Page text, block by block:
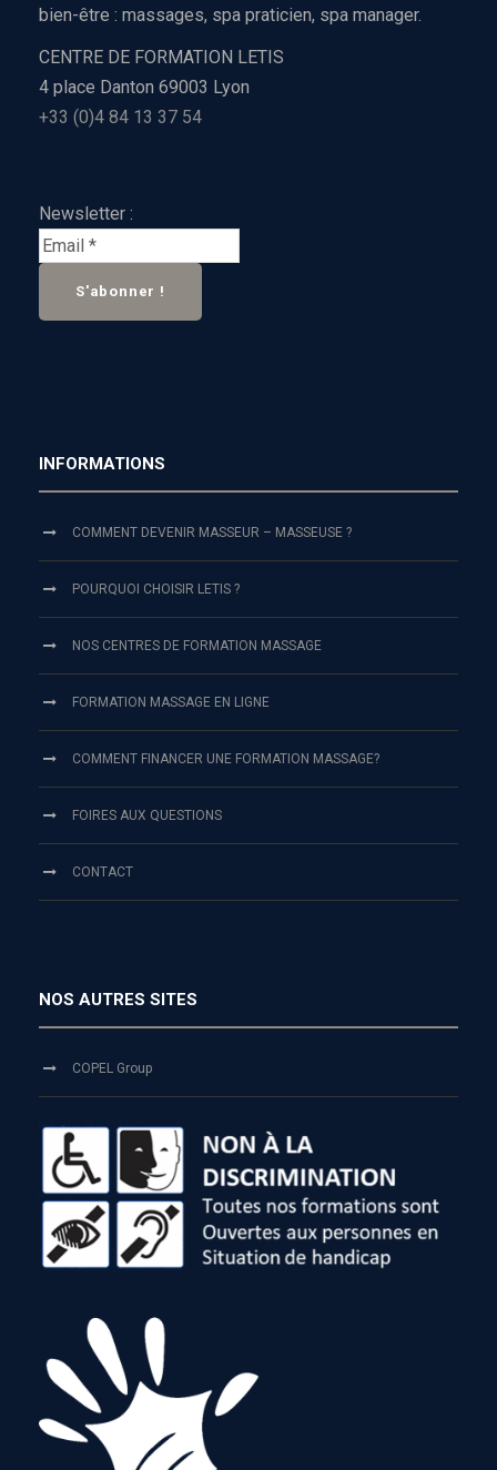
bien-être : massages, spa praticien, spa manager.
CENTRE DE FORMATION LETIS
4 place Danton 69003 Lyon
+33 (0)4 84 13 37 54
Newsletter :
INFORMATIONS
COMMENT DEVENIR MASSEUR – MASSEUSE ?
POURQUOI CHOISIR LETIS ?
NOS CENTRES DE FORMATION MASSAGE
FORMATION MASSAGE EN LIGNE
COMMENT FINANCER UNE FORMATION MASSAGE?
FOIRES AUX QUESTIONS
CONTACT
NOS AUTRES SITES
COPEL Group